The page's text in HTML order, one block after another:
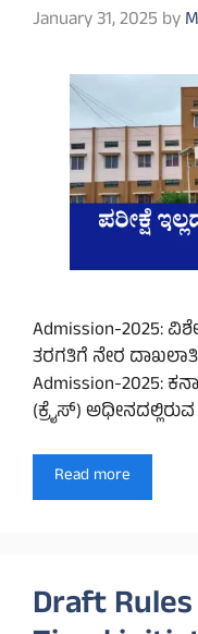
January 31, 2025 by
Admission-2025:
ತರಗತಿಗೆ ನೇರ
Admission-2025:
(ಕ್ರೈಸ್)
Read more
Draft